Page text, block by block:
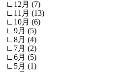
∟12月 (7)
∟11月 (13)
∟10月 (6)
∟9月 (5)
∟8月 (4)
∟7月 (2)
∟6月 (5)
∟5月 (1)